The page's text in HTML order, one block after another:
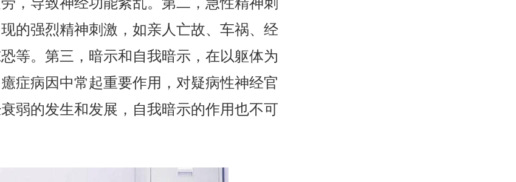
的强烈精神刺激，如亲人亡故、车祸、经
等。第三，暗示和自我暗示，在以躯体为
症病因中常起重要作用，对疑病性神经官
弱的发生和发展，自我暗示的作用也不可